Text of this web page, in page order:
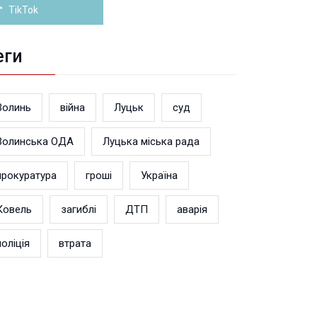
TikTok
війна Луцьк суд
ОДА Луцька міська рада
гроші Україна
загиблі ДТП аварія
втрата